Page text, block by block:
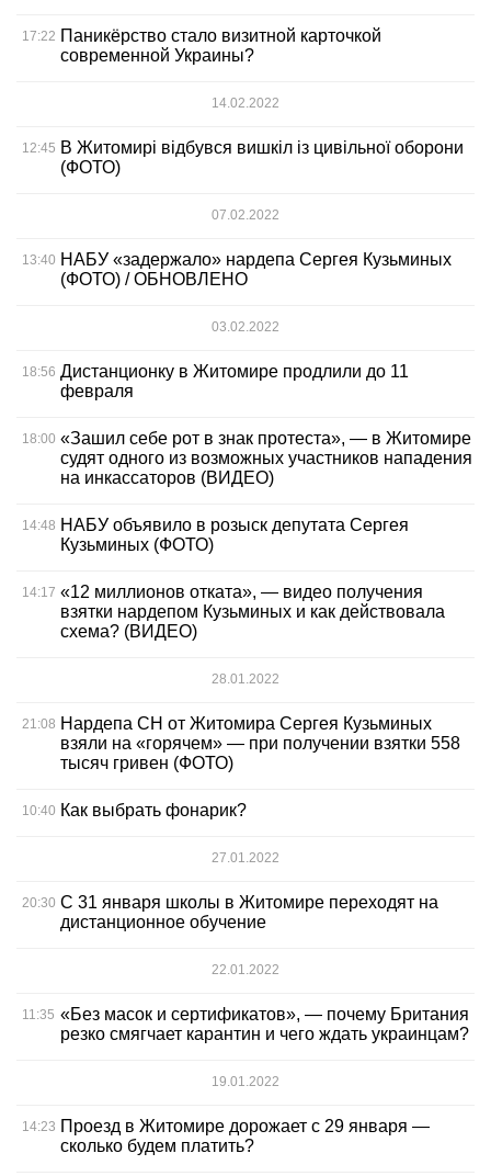
17:22 Паникёрство стало визитной карточкой
современной Украины?
14.02.2022
12:45 В Житомирі відбувся вишкіл із цивільної оборони
(ФОТО)
07.02.2022
13:40 НАБУ «задержало» нардепа Сергея Кузьминых
(ФОТО) / ОБНОВЛЕНО
03.02.2022
18:56 Дистанционку в Житомире продлили до 11
февраля
18:00 «Зашил себе рот в знак протеста», — в Житомире
судят одного из возможных участников нападения
на инкассаторов (ВИДЕО)
14:48 НАБУ объявило в розыск депутата Сергея
Кузьминых (ФОТО)
14:17 «12 миллионов отката», — видео получения
взятки нардепом Кузьминых и как действовала
схема? (ВИДЕО)
28.01.2022
21:08 Нардепа СН от Житомира Сергея Кузьминых
взяли на «горячем» — при получении взятки 558
тысяч гривен (ФОТО)
10:40 Как выбрать фонарик?
27.01.2022
20:30 С 31 января школы в Житомире переходят на
дистанционное обучение
22.01.2022
11:35 «Без масок и сертификатов», — почему Британия
резко смягчает карантин и чего ждать украинцам?
19.01.2022
14:23 Проезд в Житомире дорожает с 29 января —
сколько будем платить?